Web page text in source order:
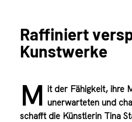
Raffiniert
Kunstwerke
M it der Fähigkeit, ihre
unerwarteten und
schafft die Künstlerin Tina